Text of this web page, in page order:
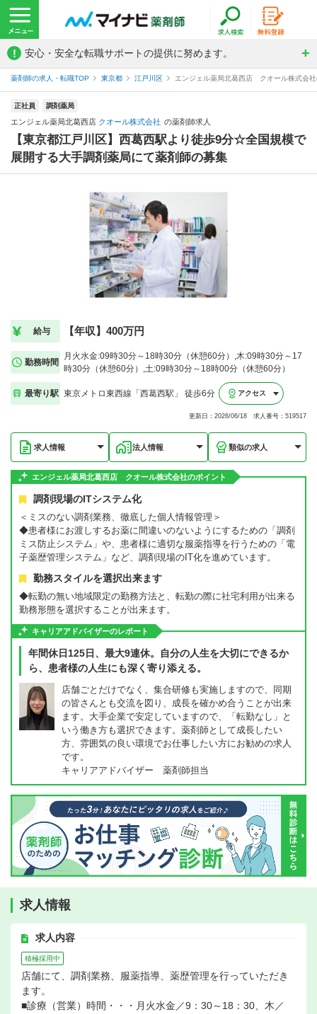
! 安心・安全な転職サポートの提供に努めます。
薬剤師の求人・転職TOP 東京都 江戸川区 エンジェル薬局北葛西店 クオール株式会
正社員 調剤薬局
エンジェル薬局北葛西店 クオール株式会社 の薬剤師求人
【東京都江戸川区】西葛西駅より徒歩9分☆全国規模で
展開する大手調剤薬局にて薬剤師の募集
給与 【年収】400万円
勤務時間
月火水金:09時30分～18時30分（休憩60分）,木:09時30分～17
時30分（休憩60分）,土:09時30分～18時00分（休憩60分）
最寄り駅 東京メトロ東西線「西葛西駅」 徒歩6分 アクセス
更新日：2026/06/18 求人番号：519517
求人情報 法人情報 類似の求人
エンジェル薬局北葛西店 クオール株式会社のポイント
調剤現場のITシステム化
＜ミスのない調剤業務、徹底した個人情報管理＞
◆患者様にお渡しするお薬に間違いのないようにするための「調剤
ミス防止システム」や、患者様に適切な服薬指導を行うための「電
子薬歴管理システム」など、調剤現場のIT化を進めています。
勤務スタイルを選択出来ます
◆転勤の無い地域限定の勤務方法と、転勤の際に社宅利用が出来る
勤務形態を選択することが出来ます。
キャリアアドバイザーのレポート
年間休日125日、最大9連休。自分の人生を大切にできるか
ら、患者様の人生にも深く寄り添える。
店舗ごとだけでなく、集合研修も実施しますので、同期
の皆さんとも交流を図り、成長を確かめ合うことが出来
ます。大手企業で安定していますので、「転勤なし」と
いう働き方も選択できます。薬剤師として成長したい
方、雰囲気の良い環境でお仕事したい方にお勧めの求人
です。
キャリアアドバイザー 薬剤師担当
求人情報
求人内容
積極採用中
店舗にて、調剤業務、服薬指導、薬歴管理を行っていただき
ます。
■診療（営業）時間・・・月火水金／9：30～18：30、木／